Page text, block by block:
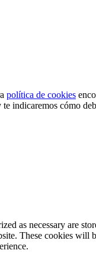
política de cookies
indicaremos cómo
as necessary are
These cookies